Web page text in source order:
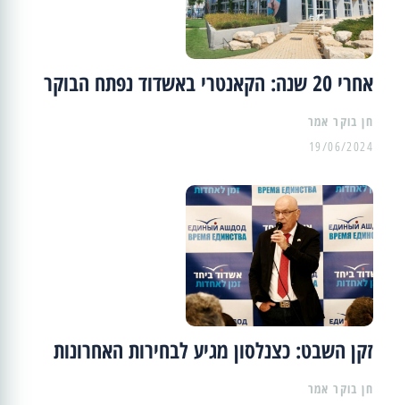
אחרי 20 שנה: הקאנטרי באשדוד נפתח הבוקר
19/06/2024
זקן השבט: כצנלסון מגיע לבחירות האחרונות